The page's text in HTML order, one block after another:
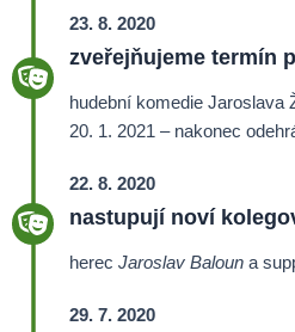
23. 8. 2020
zveřejňujeme termín
hudební komedie Jaroslava
20. 1. 2021 – nakonec
22. 8. 2020
nastupují noví
herec Jaroslav Baloun a
29. 7. 2020